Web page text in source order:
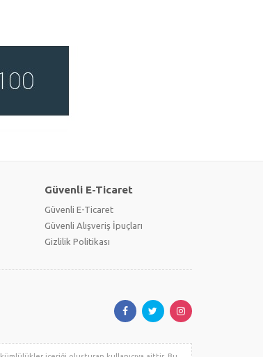
Güvenli E-Ticaret
Güvenli E-Ticaret
Güvenli Alışveriş İpuçları
Gizlilik Politikası